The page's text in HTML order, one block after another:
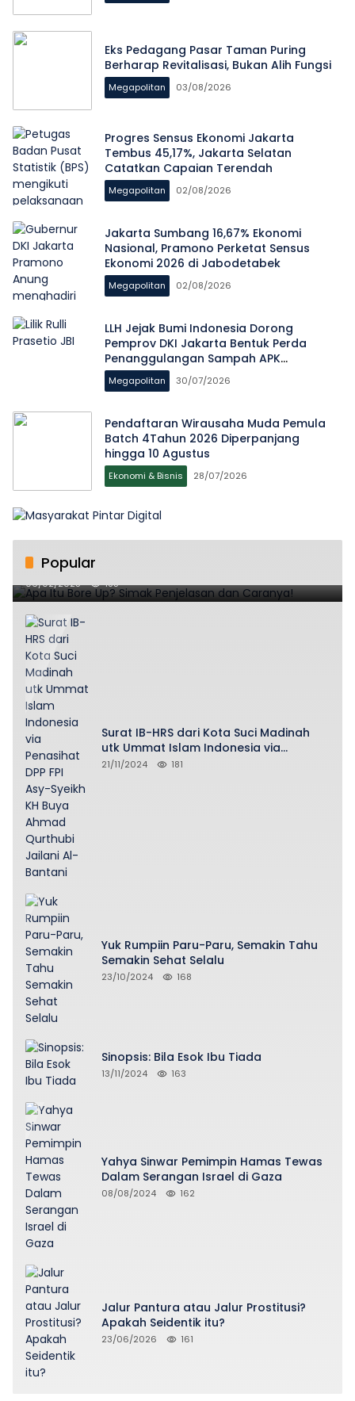
Eks Pedagang Pasar Taman Puring
Berharap Revitalisasi, Bukan Alih Fungsi
Megapolitan 03/08/2026
Progres Sensus Ekonomi Jakarta
Tembus 45,17%, Jakarta Selatan
Catatkan Capaian Terendah
Megapolitan 02/08/2026
Jakarta Sumbang 16,67% Ekonomi
Nasional, Pramono Perketat Sensus
Ekonomi 2026 di Jabodetabek
Megapolitan 02/08/2026
LLH Jejak Bumi Indonesia Dorong
Pemprov DKI Jakarta Bentuk Perda
Penanggulangan Sampah APK
Pascapemilu
Megapolitan 30/07/2026
Pendaftaran Wirausaha Muda Pemula
Batch 4Tahun 2026 Diperpanjang
hingga 10 Agustus
Ekonomi & Bisnis 28/07/2026
Popular
Apa Itu Bore Up? Simak Penjelasan dan Caranya!
06/02/2025 185
Surat IB-HRS dari Kota Suci Madinah
utk Ummat Islam Indonesia via
Penasihat DPP FPI Asy-Syeikh KH Buya
21/11/2024 181
Yuk Rumpiin Paru-Paru, Semakin Tahu
Semakin Sehat Selalu
23/10/2024 168
Sinopsis: Bila Esok Ibu Tiada
13/11/2024 163
Yahya Sinwar Pemimpin Hamas Tewas
Dalam Serangan Israel di Gaza
08/08/2024 162
Jalur Pantura atau Jalur Prostitusi?
Apakah Seidentik itu?
23/06/2026 161